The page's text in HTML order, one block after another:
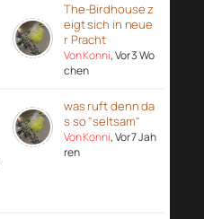
The-Birdhouse z
eigt sich in neue
r Pracht
Von Konni, Vor 3 Wo
chen
was ruft denn da
s so "seltsam"
Von Konni, Vor 7 Jah
ren